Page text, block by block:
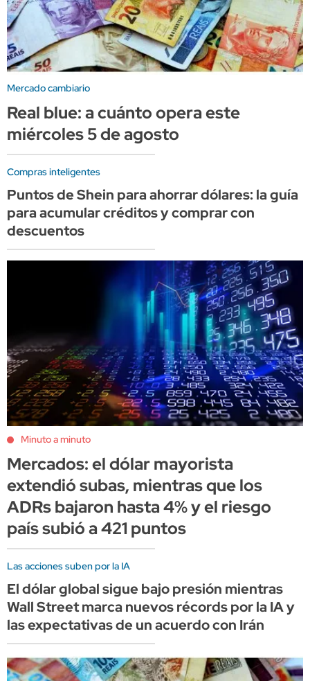
Mercado cambiario
Real blue: a cuánto opera este
miércoles 5 de agosto
Compras inteligentes
Puntos de Shein para ahorrar dólares: la guía
para acumular créditos y comprar con
descuentos
Minuto a minuto
Mercados: el dólar mayorista
extendió subas, mientras que los
ADRs bajaron hasta 4% y el riesgo
país subió a 421 puntos
Las acciones suben por la IA
El dólar global sigue bajo presión mientras
Wall Street marca nuevos récords por la IA y
las expectativas de un acuerdo con Irán